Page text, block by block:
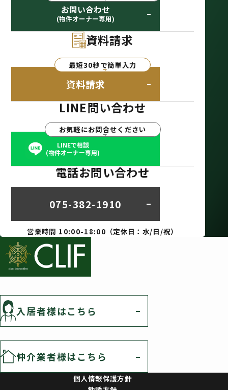
お問い合わせ
(物件オーナー専用)
資料請求
最短30秒で簡単入力
資料請求
LINE問い合わせ
お気軽にお問合せください
LINEで相談
(物件オーナー専用)
電話お問い合わせ
075-382-1910
営業時間 10:00-18:00（定休日：水/日/祝）
入居者様はこちら
仲介業者様はこちら
個人情報保護方針